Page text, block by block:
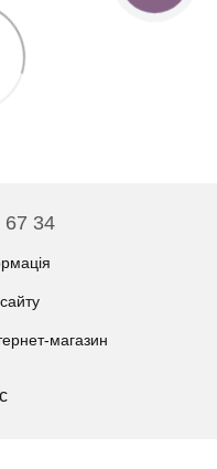
67 34
магазин